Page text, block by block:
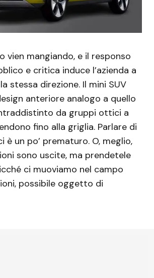
vien mangiando, e il responso
e critica induce l’azienda a
stessa direzione. Il mini SUV
anteriore analogo a quello
da gruppi ottici a
fino alla griglia. Parlare di
un po’ prematuro. O, meglio,
sono uscite, ma prendetele
ci muoviamo nel campo
possibile oggetto di